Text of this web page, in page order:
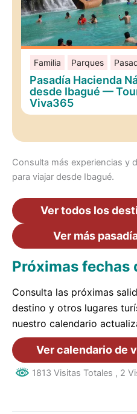
Familia Parques
Pasadía Hacienda
desde Ibagué —
Viva365
Consulta más experiencias y
para viajar desde Ibagué.
Ver todos los
Ver más
Próximas fechas
Consulta las próximas
destino y otros lugares
nuestro calendario
Ver calendario de
1813 Visitas Totales , 2